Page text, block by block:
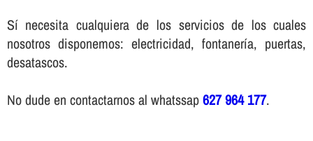
Sí necesita cualquiera de los servicios de los cuales
nosotros disponemos: electricidad, fontanería, puertas,
desatascos.
No dude en contactarnos al whatssap627 964 177.